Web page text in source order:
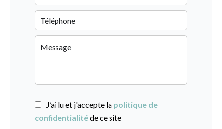
J’ai lu et j'accepte la politique de
confidentialitéde ce site